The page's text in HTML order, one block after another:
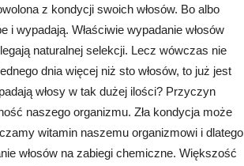
z kondycji swoich włosów. Bo albo
i wypadają. Właściwie wypadanie włosów
naturalnej selekcji. Lecz wówczas nie
dnia więcej niż sto włosów, to już jest
włosy w tak dużej ilości? Przyczyn
naszego organizmu. Zła kondycja może
witamin naszemu organizmowi i dlatego
włosów na zabiegi chemiczne. Większość